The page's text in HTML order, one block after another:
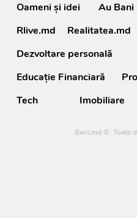
Oameni şi idei
Au Bani
Rlive.md
Realitatea.md
Dezvoltare personală
Educație Financiară
Tech
Imobiliare
Bani.md ©. Toate